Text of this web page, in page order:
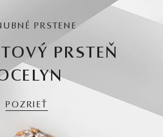
PRSTENE
PRSTEŇ
POZRIEŤ